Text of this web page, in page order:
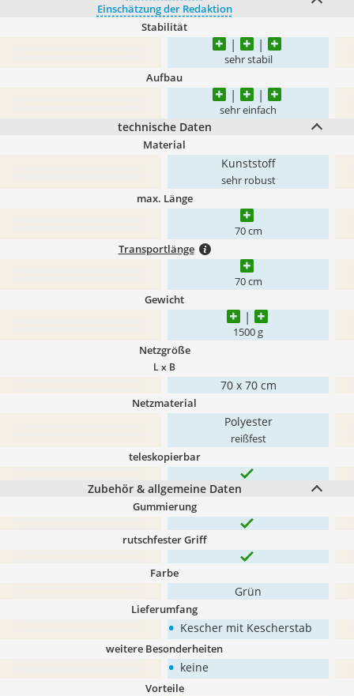
Einschätzung der Redaktion
Stabilität
sehr stabil
Aufbau
sehr einfach
technische Daten
Material
Kunststoff
sehr robust
max. Länge
70 cm
Transportlänge
70 cm
Gewicht
1500 g
Netzgröße
L x B
70 x 70 cm
Netzmaterial
Polyester
reißfest
teleskopierbar
Zubehör & allgemeine Daten
Gummierung
rutschfester Griff
Farbe
Grün
Lieferumfang
• Kescher mit Kescherstab
weitere Besonderheiten
• keine
Vorteile